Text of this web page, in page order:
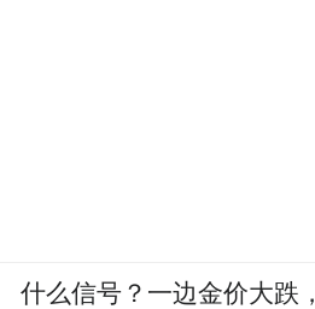
什么信号？一边金价大跌，